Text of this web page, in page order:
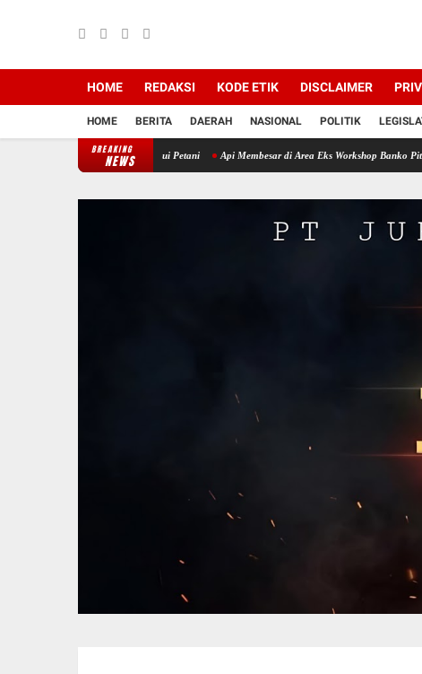
HOME REDAKSI KODE ETIK DISCLAIMER
HOME BERITA DAERAH NASIONAL POLITIK
BREAKING
NEWS
Datang Menemui Petani Api Membesar di Area Eks Workshop Banko Pit 2, Polsek